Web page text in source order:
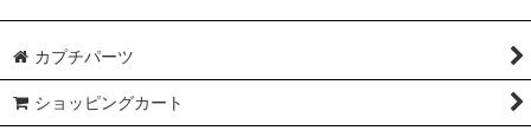
カプチパーツ
ショッピングカート